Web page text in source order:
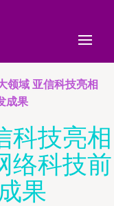
领域 亚信科技亮相
成果
科技亮相
络科技前
果